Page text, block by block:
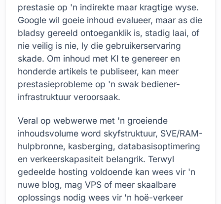
prestasie op 'n indirekte maar kragtige wyse.
Google wil goeie inhoud evalueer, maar as die
bladsy gereeld ontoeganklik is, stadig laai, of
nie veilig is nie, ly die gebruikerservaring
skade. Om inhoud met KI te genereer en
honderde artikels te publiseer, kan meer
prestasieprobleme op 'n swak bediener-
infrastruktuur veroorsaak.
Veral op webwerwe met 'n groeiende
inhoudsvolume word skyfstruktuur, SVE/RAM-
hulpbronne, kasberging, databasisoptimering
en verkeerskapasiteit belangrik. Terwyl
gedeelde hosting voldoende kan wees vir 'n
nuwe blog, mag VPS of meer skaalbare
oplossings nodig wees vir 'n hoë-verkeer